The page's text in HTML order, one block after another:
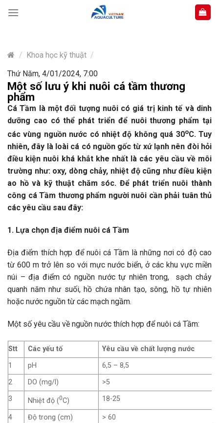
content
/ Khoa học kỹ thuật /
Thứ Năm, 4/01/2024, 7:00
Một số lưu ý khi nuôi cá tầm thương
phẩm
Cá Tầm là một đối tượng nuôi có giá trị kinh tế và dinh
dưỡng cao có thể phát triển để nuôi thương phẩm tại
các vùng nguồn nước có nhiệt độ không quá 30oC. Tuy
nhiên, đây là loài cá có nguồn gốc từ xứ lạnh nên đòi hỏi
điều kiện nuôi khá khắt khe nhất là các yêu cầu về môi
trường như: oxy, dòng chảy, nhiệt độ cũng như điều kiện
ao hồ và kỹ thuật chăm sóc. Để phát triển nuôi thành
công cá Tầm thương phẩm người nuôi cần phải tuân thủ
các yêu cầu sau đây:
1. Lựa chọn địa điểm nuôi cá Tầm
Địa điểm thích hợp để nuôi cá Tầm là những nơi có độ cao
từ 600 m trở lên so với mực nước biển, ở các khu vực miền
núi – địa điểm có nguồn nước tự nhiên trong, sạch chảy
quanh năm như suối, hồ chứa nhân tạo, sông, hồ tự nhiên
hoặc nước nguồn từ các mạch ngầm.
Một số yêu cầu về nguồn nước thích hợp để nuôi cá Tầm:
Stt Các yếu tố
Yêu cầu về chất lượng nước
1
pH
6,5 – 8,5
2
DO (mg/l)
>5
3
Nhiệt độ (0C) 18-25
4 Độ trong (cm)
> 60